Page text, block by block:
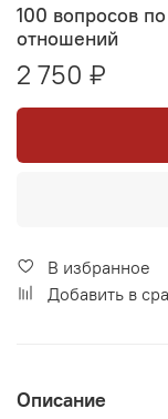
100 вопросов
отношений
2 750 ₽
В избранное
Добавить в
Описание